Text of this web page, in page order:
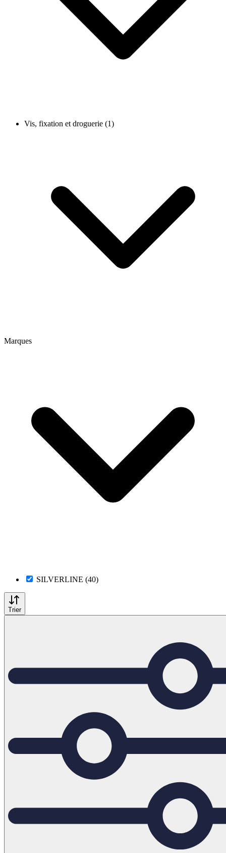
Vis, fixation et droguerie (1)
Marques
SILVERLINE (40)
Trier